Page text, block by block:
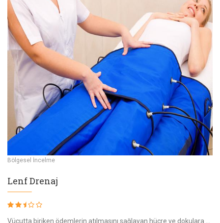
Bölgesel İncelme
Lenf Drenaj